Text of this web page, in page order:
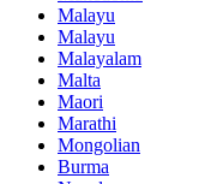
Malayu
Malayu
Malayalam
Malta
Maori
Marathi
Mongolian
Burma